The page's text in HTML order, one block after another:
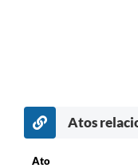
Prestação de Contas
Atos
Ato